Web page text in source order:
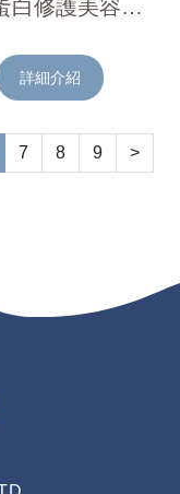
膠原蛋白修護美容液洗髮精(保濕柔順/柑橘白花香)480ml
詳細介紹
7 8 9 >